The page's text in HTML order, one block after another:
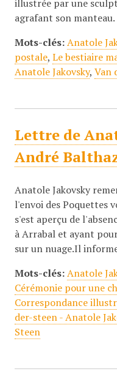
illustrée par une
agrafant son manteau.
Mots-clés: Anatole
postale, Le bestiaire
Anatole Jakovsky, Van
Lettre de
André
Anatole Jakovsky
l'envoi des Poquettes
s'est aperçu de
à Arrabal et ayant
sur un nuage.Il
Mots-clés: Anatole
Cérémonie pour une
Correspondance
der-steen - Anatole
Steen